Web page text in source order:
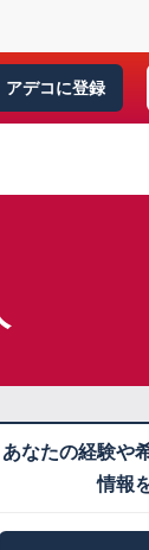
アデコに登録
あなたの経験や
情報